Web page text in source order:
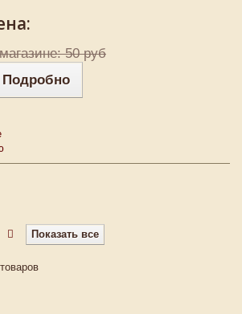
50 руб
Подробно
Показать все